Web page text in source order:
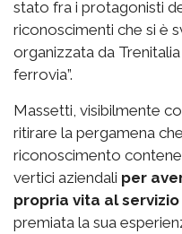
stato fra i protagonisti
riconoscimenti che si è
organizzata da
ferrovia”.
Massetti, visibilmente
ritirare la pergamena
riconoscimento
vertici aziendali per
propria vita al
premiata la sua